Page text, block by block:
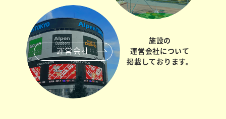
運営会社
施設の
運営会社について
掲載しております。